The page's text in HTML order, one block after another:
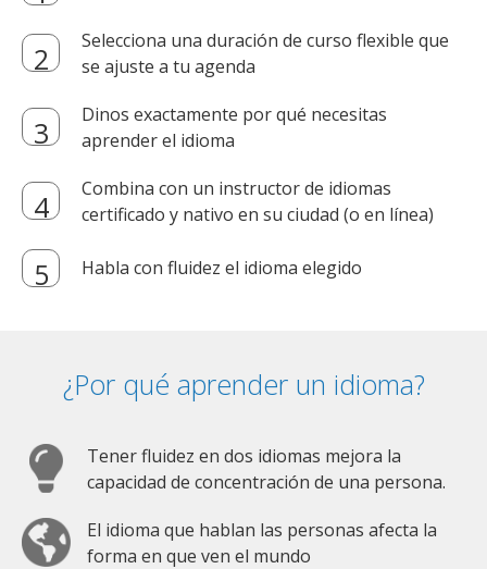
Selecciona una duración de curso flexible que
se ajuste a tu agenda
Dinos exactamente por qué necesitas
aprender el idioma
Combina con un instructor de idiomas
certificado y nativo en su ciudad (o en línea)
Habla con fluidez el idioma elegido
¿Por qué aprender un idioma?
Tener fluidez en dos idiomas mejora la
capacidad de concentración de una persona.
El idioma que hablan las personas afecta la
forma en que ven el mundo